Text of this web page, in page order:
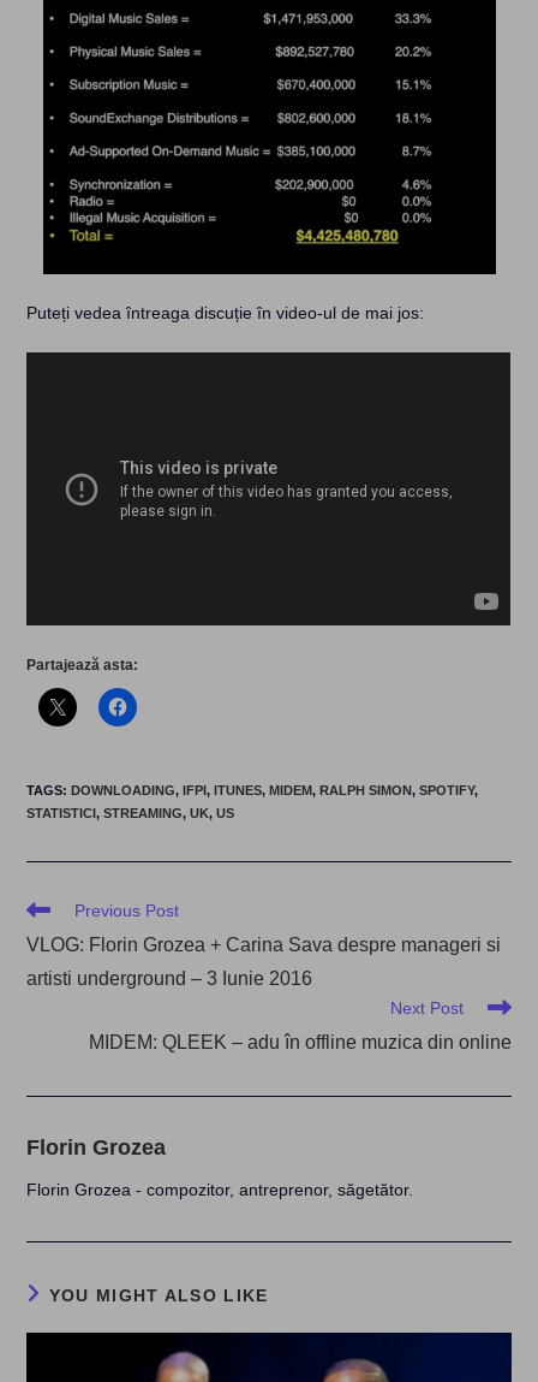
Puteți vedea întreaga discuție în video-ul de mai jos:
Partajează asta:
TAGS:DOWNLOADING, IFPI, ITUNES, MIDEM, RALPH SIMON, SPOTIFY,
STATISTICI, STREAMING, UK, US
Read
articles
Previous Post
VLOG: Florin Grozea + Carina Sava despre manageri si
artisti underground – 3 Iunie 2016
Next Post
MIDEM: QLEEK – adu în offline muzica din online
Florin Grozea
Florin Grozea - compozitor, antreprenor, săgetător.
YOU MIGHT ALSO LIKE